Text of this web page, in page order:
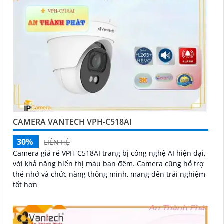
CAMERA VANTECH VPH-C518AI
30%
LIÊN HỆ
Camera giá rẻ VPH-C518AI trang bị công nghệ AI hiện đại,
với khả năng hiển thị màu ban đêm. Camera cũng hỗ trợ
thẻ nhớ và chức năng thông minh, mang đến trải nghiệm
tốt hơn